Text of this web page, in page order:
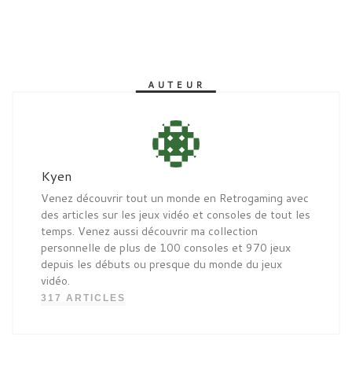
AUTEUR
Kyen
Venez découvrir tout un monde en Retrogaming avec
des articles sur les jeux vidéo et consoles de tout les
temps. Venez aussi découvrir ma collection
personnelle de plus de 100 consoles et 970 jeux
depuis les débuts ou presque du monde du jeux
vidéo.
317 ARTICLES